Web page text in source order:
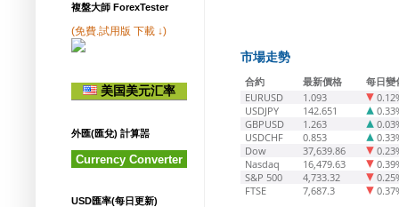
市場走勢
合約 最新價格
每日變
EURUSD
1.093
USDJPY
142.651
GBPUSD
1.263
USDCHF
0.853
Dow
37,639.86
Nasdaq
16,479.63
S&P 500
4,733.32
FTSE
7,687.3
複盤大師 ForexTester
(免費.試用版 下載 ↓)
美国美元汇率
外匯(匯兌) 計算噐
Currency Converter
USD匯率(每日更新)